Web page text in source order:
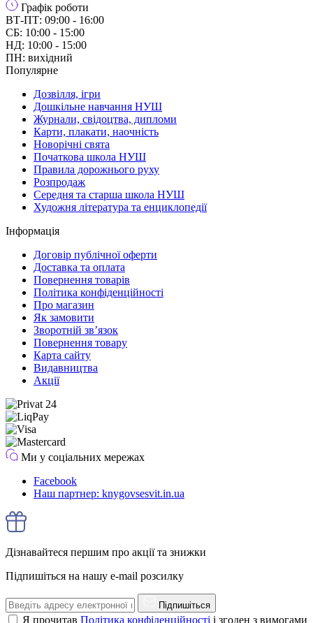
Графік роботи
ВТ-ПТ: 09:00 - 16:00
СБ: 10:00 - 15:00
НД: 10:00 - 15:00
ПН: вихідний
Популярне
Дозвілля, ігри
Дошкільне навчання НУШ
Журнали, свідоцтва, дипломи
Карти, плакати, наочність
Новорічні свята
Початкова школа НУШ
Правила дорожнього руху
Розпродаж
Середня та старша школа НУШ
Художня література та енциклопедії
Інформація
Договір публічної оферти
Доставка та оплата
Повернення товарів
Політика конфіденційності
Про магазин
Як замовити
Зворотній зв’язок
Повернення товару
Карта сайту
Видавництва
Акції
Ми у соціальних мережах
Facebook
Наш партнер: knygovsesvit.in.ua
Дізнавайтеся першим про акції та знижки
Підпишіться на нашу e-mail розсилку
Підпишіться
Я прочитав Політика конфіденційності і згоден з вимогами